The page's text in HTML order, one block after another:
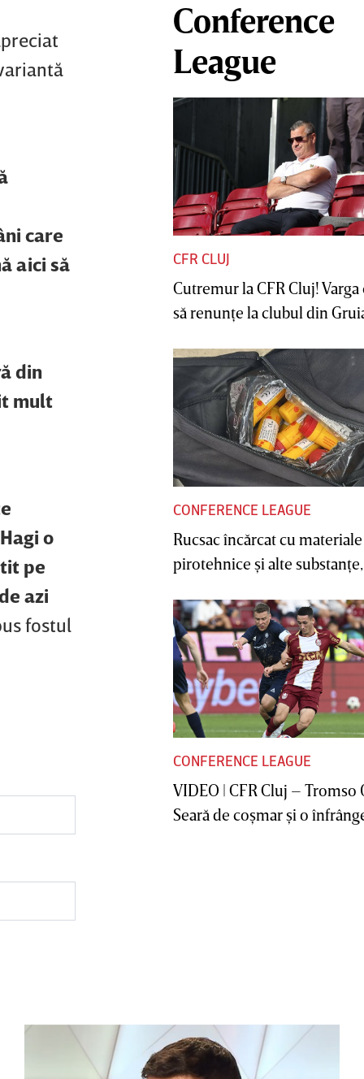
care
aici să
din
mult
o
pe
azi
fostul
Conference
League
CFR CLUJ
Cutremur la CFR Cluj! Varga
să renunţe la clubul din
CONFERENCE LEAGUE
Rucsac încărcat cu materiale
pirotehnice şi alte substanţe,
CONFERENCE LEAGUE
VIDEO | CFR Cluj – Tromso
Seară de coşmar şi o